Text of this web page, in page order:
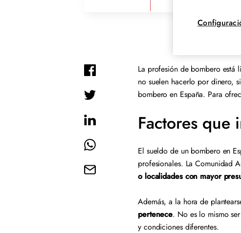
La profesión de bombero está
no suelen hacerlo por dinero,
bombero en España. Para
Factores
El sueldo de un bombero en
profesionales. La Comunidad
o localidades con mayor
Además, a la hora de
pertenece. No es lo mismo
y condiciones diferentes.